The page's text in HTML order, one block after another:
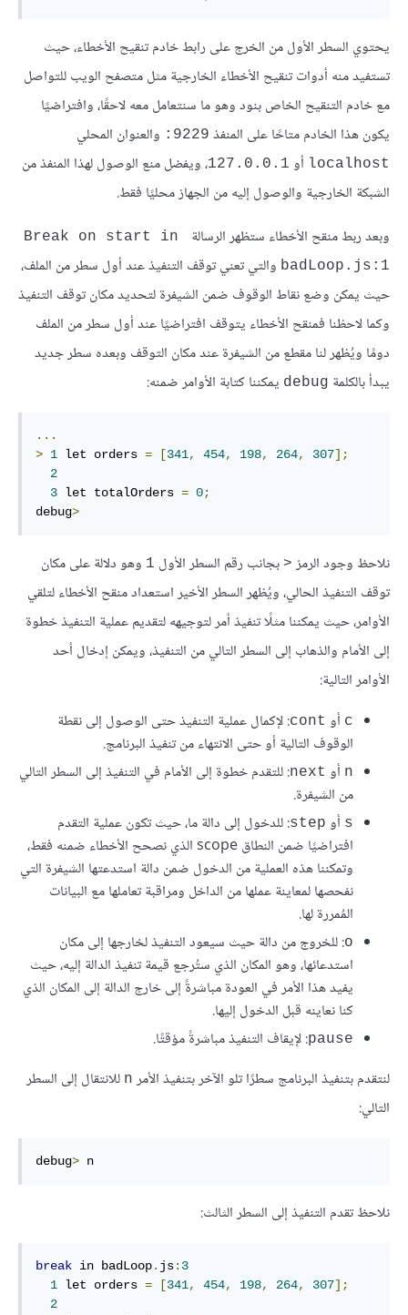
يحتوي السطر الأول من الخرج على رابط خادم تنقيح الأخطاء، حيث
تستفيد منه أدوات تنقيح الأخطاء الخارجية مثل متصفح الويب للتواصل
مع خادم التنقيح الخاص بنود وهو ما سنتعامل معه لاحقًا، وافتراضيًا
يكون هذا الخادم متاحًا على المنفذ ‎:9229‎ والعنوان المحلي
‎localhost‎ أو ‎127.0.0.1‎، ويفضل منع الوصول لهذا المنفذ من
الشبكة الخارجية والوصول إليه من الجهاز محليًا فقط.
وبعد ربط منقح الأخطاء ستظهر الرسالة
‎Break on start in
badLoop.js:1‎ والتي تعني توقف التنفيذ عند أول سطر من الملف،
حيث يمكن وضع نقاط الوقوف ضمن الشيفرة لتحديد مكان توقف التنفيذ
وكما لاحظنا فمنقح الأخطاء يتوقف افتراضيًا عند أول سطر من الملف
دومًا ويُظهر لنا مقطع من الشيفرة عند مكان التوقف وبعده سطر جديد
يبدأ بالكلمة ‎debug‎ يمكننا كتابة الأوامر ضمنه:
...
> 1 let orders = [341, 454, 198, 264, 307];
2
3 let totalOrders = 0;
debug>
نلاحظ وجود الرمز ‎>‎ بجانب رقم السطر الأول ‎1‎ وهو دلالة على مكان
توقف التنفيذ الحالي، ويُظهر السطر الأخير استعداد منقح الأخطاء لتلقي
الأوامر، حيث يمكننا مثلًا تنفيذ أمر لتوجيهه لتقديم عملية التنفيذ خطوة
إلى الأمام والذهاب إلى السطر التالي من التنفيذ، ويمكن إدخال أحد
الأوامر التالية:
‎c‎ أو ‎cont‎: لإكمال عملية التنفيذ حتى الوصول إلى نقطة
الوقوف التالية أو حتى الانتهاء من تنفيذ البرنامج.
‎n‎ أو ‎next‎: للتقدم خطوة إلى الأمام في التنفيذ إلى السطر التالي
من الشيفرة.
‎s‎ أو ‎step‎: للدخول إلى دالة ما، حيث تكون عملية التقدم
افتراضيًا ضمن النطاق scope الذي نصحح الأخطاء ضمنه فقط،
وتمكننا هذه العملية من الدخول ضمن دالة استدعتها الشيفرة التي
نفحصها لمعاينة عملها من الداخل ومراقبة تعاملها مع البيانات
المُمررة لها.
‎o‎: للخروج من دالة حيث سيعود التنفيذ لخارجها إلى مكان
استدعائها، وهو المكان الذي ستُرجع قيمة تنفيذ الدالة إليه، حيث
يفيد هذا الأمر في العودة مباشرةً إلى خارج الدالة إلى المكان الذي
كنا نعاينه قبل الدخول إليها.
‎pause‎: لإيقاف التنفيذ مباشرةً مؤقتًا.
لنتقدم بتنفيذ البرنامج سطرًا تلو الآخر بتنفيذ الأمر ‎n‎ للانتقال إلى السطر
التالي:
debug> n
نلاحظ تقدم التنفيذ إلى السطر الثالث:
break in badLoop. js: 3
1 let orders = [341, 454, 198, 264, 307];
2